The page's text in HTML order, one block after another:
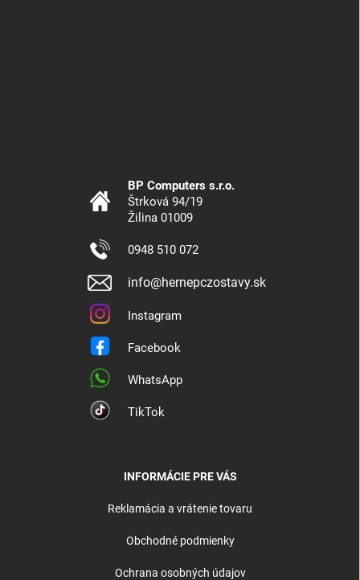
BP Computers s.r.o.
Štrková 94/19
Žilina 01009
0948 510 072
info@hernepczostavy.sk
Instagram
Facebook
WhatsApp
TikTok
INFORMÁCIE PRE VÁS
Reklamácia a vrátenie tovaru
Obchodné podmienky
Ochrana osobných údajov